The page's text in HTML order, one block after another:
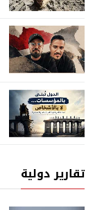
تقارير دولية